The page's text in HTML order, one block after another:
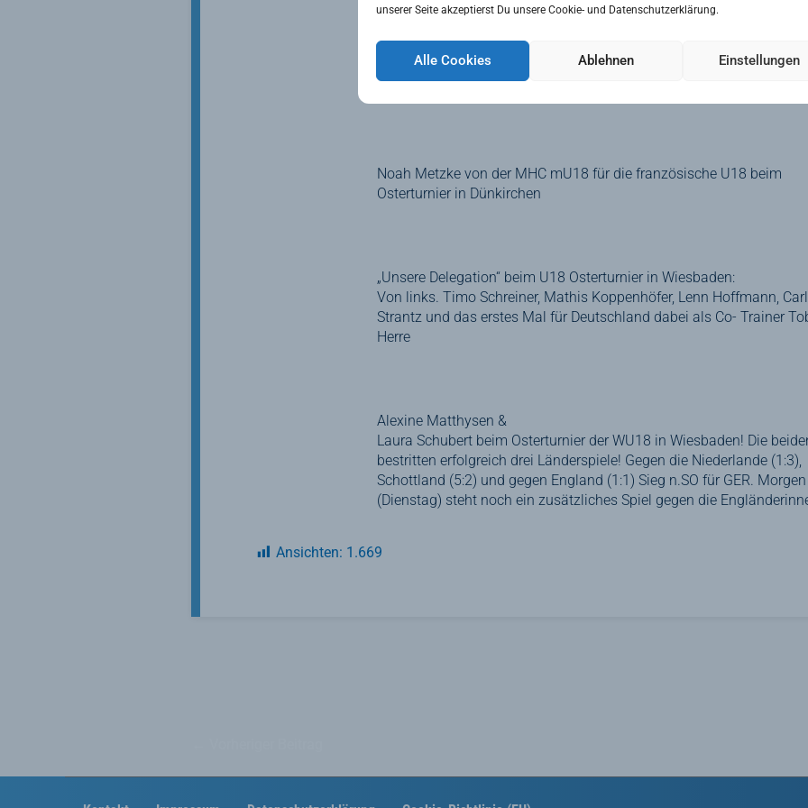
unserer Seite akzeptierst Du unsere Cookie- und Datenschutzerklärung.
Alle Cookies Ablehnen Einstellungen
Nationen-Turnier in Valkenswaard bei Eindhoven : vlnr: Lucie
für Deutschland
, Matthieu Pieper für Frankreich
, Fredda Dittert
Noah Metzke von der MHC mU18 für die französische U18 beim
Osterturnier in Dünkirchen
„Unsere Delegation“ beim U18 Osterturnier in Wiesbaden:
Von links. Timo Schreiner, Mathis Koppenhöfer, Lenn Hoffmann,
Strantz und das erstes Mal für Deutschland dabei als Co- Trainer
Herre
Alexine Matthysen &
Laura Schubert beim Osterturnier der WU18 in Wiesbaden! Die
bestritten erfolgreich drei Länderspiele! Gegen die Niederlande (1:3),
Schottland (5:2) und gegen England (1:1) Sieg n.SO für GER. Morgen
(Dienstag) steht noch ein zusätzliches Spiel gegen die
Ansichten: 1.669